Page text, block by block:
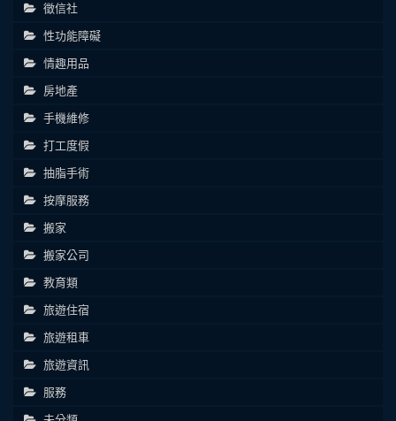
徵信社
性功能障礙
情趣用品
房地產
手機維修
打工度假
抽脂手術
按摩服務
搬家
搬家公司
教育類
旅遊住宿
旅遊租車
旅遊資訊
服務